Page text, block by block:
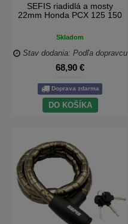
SEFIS riadidlá a mosty
22mm Honda PCX 125 150
Skladom
Stav dodania: Podľa dopravcu
68,90 €
Doprava zdarma
DO KOŠÍKA